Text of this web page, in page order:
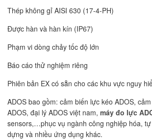
Thép không gỉ AISI 630 (17-4-PH)
Được hàn và hàn kín (IP67)
Phạm vi dòng chảy tốc độ lớn
Báo cáo thử nghiệm riêng
Phiên bản EX có sẵn cho các khu vực nguy
ADOS bao gồm: cảm biến lực kéo ADOS,
ADOS, đại lý ADOS việt nam, máy đo lực
sensors,…phục vụ ngành công nghiệp hóa,
dựng và nhiều ứng dụng khác.